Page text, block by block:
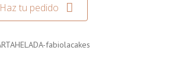
Haz tu pedido